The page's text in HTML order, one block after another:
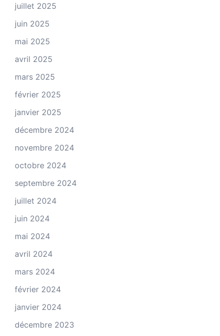
juillet 2025
juin 2025
mai 2025
avril 2025
mars 2025
février 2025
janvier 2025
décembre 2024
novembre 2024
octobre 2024
septembre 2024
juillet 2024
juin 2024
mai 2024
avril 2024
mars 2024
février 2024
janvier 2024
décembre 2023